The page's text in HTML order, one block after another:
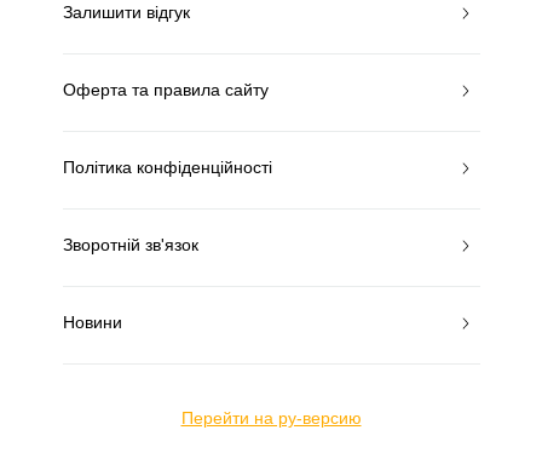
Залишити відгук
Оферта та правила сайту
Політика конфіденційності
Зворотній зв'язок
Новини
Перейти на ру-версию